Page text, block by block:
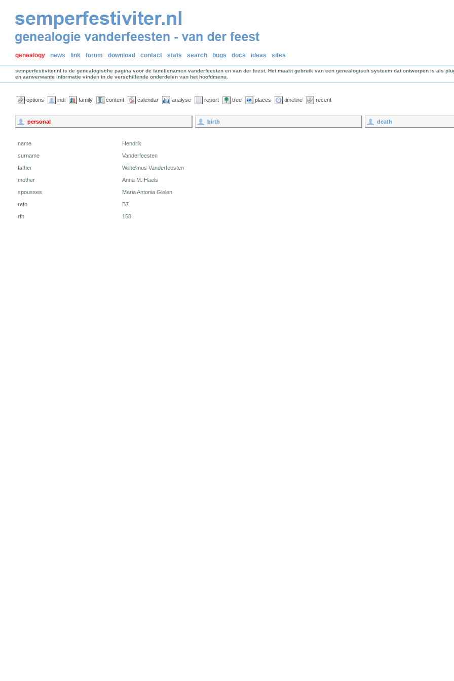
genealogy news link forum download contact stats search bugs docs ideas sites
semperfestiviter.nl is de genealogische pagina voor de familienamen vanderfeesten en van der feest. Het maakt gebruik van een genealogisch systeem dat ontworpen is als
en aanverwante informatie vinden in de verschillende onderdelen van het hoofdmenu.
options indi family content calendar analyse report tree places timeline recent
personal birth death
name
Hendrik
surname
Vanderfeesten
father
Wilhelmus Vanderfeesten
mother
Anna M. Haels
spousses
Maria Antonia Gielen
refn
B7
rfn
158